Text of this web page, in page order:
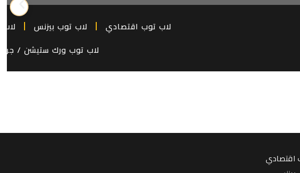
لاب توب اقتصادي لاب توب بيزنس
لاب توب ورك ستيشن /
اقتصادي